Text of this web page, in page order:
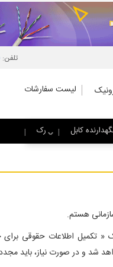
تلفن:
لیست سفارشات
رک کابل
هستم.
تکمیل اطلاعات حقوقی برای
شد و در صورت نیاز، باید